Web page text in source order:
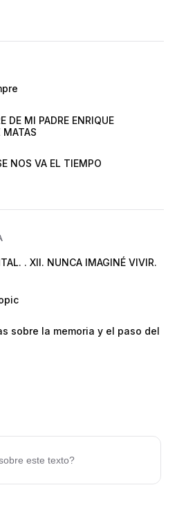
DE MI PADRE ENRIQUE
MATAS
NOS VA EL TIEMPO
PERIPLO VITAL. . XII. NUNCA IMAGINÉ VIVIR.
sobre la memoria y el paso del
este texto?